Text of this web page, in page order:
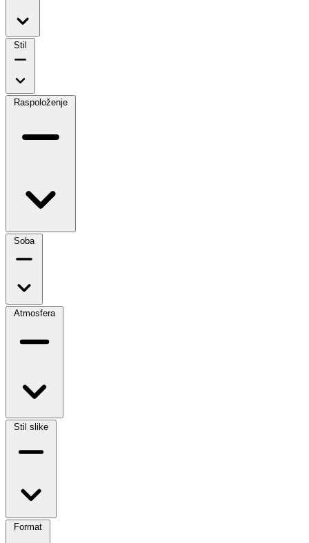
Stil
Raspoloženje
Soba
Atmosfera
Stil slike
Format